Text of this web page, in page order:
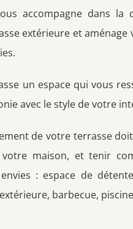
accompagne dans la
extérieure et aménage
un espace qui vous
avec le style de votre
de votre terrasse
votre maison, et tenir
: espace de
barbecue,